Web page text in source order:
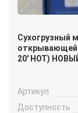
Сухогрузный
20′ HOT)
Артикул
Доступность